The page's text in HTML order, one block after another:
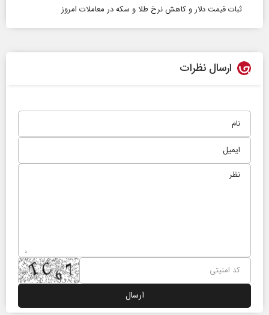
ثبات قیمت دلار و کاهش نرخ طلا و سکه در معاملات امروز
ارسال نظرات